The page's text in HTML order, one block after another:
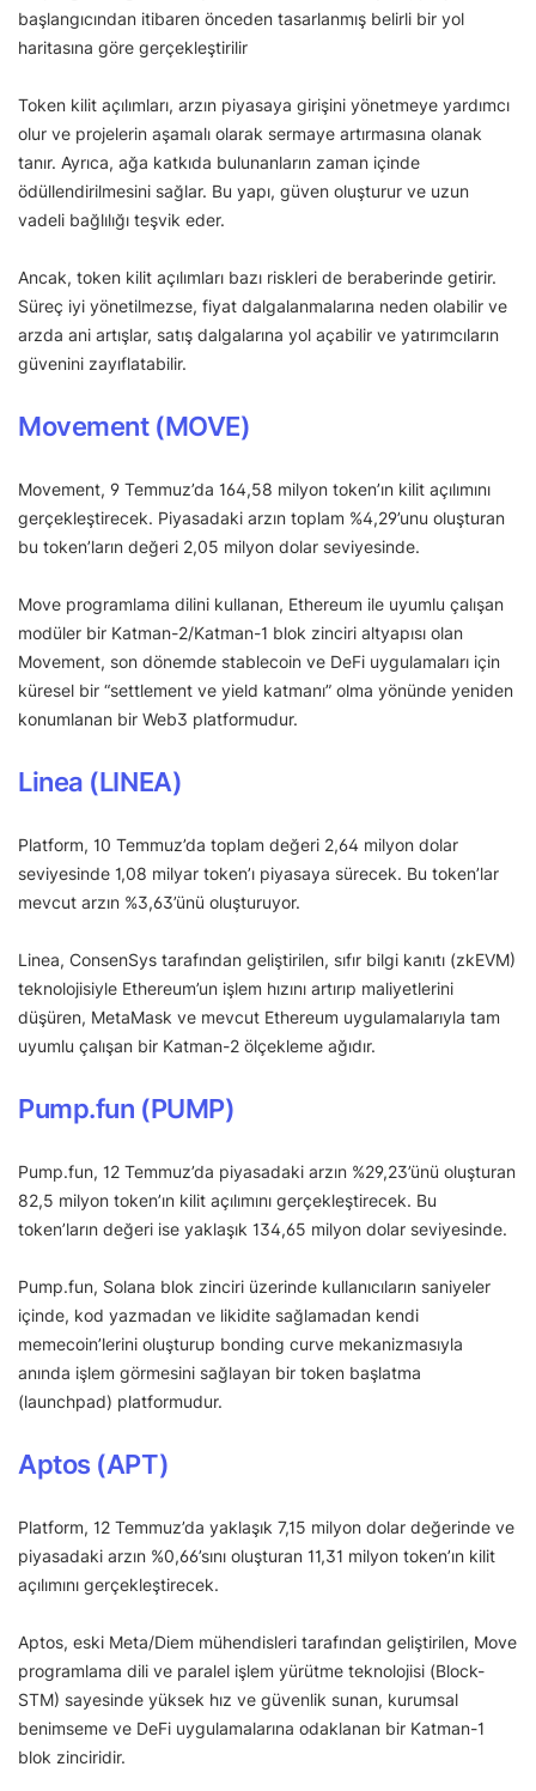
başlangıcından itibaren önceden tasarlanmış belirli bir yol
haritasına göre gerçekleştirilir
Token kilit açılımları, arzın piyasaya girişini yönetmeye yardımcı
olur ve projelerin aşamalı olarak sermaye artırmasına olanak
tanır. Ayrıca, ağa katkıda bulunanların zaman içinde
ödüllendirilmesini sağlar. Bu yapı, güven oluşturur ve uzun
vadeli bağlılığı teşvik eder.
Ancak, token kilit açılımları bazı riskleri de beraberinde getirir.
Süreç iyi yönetilmezse, fiyat dalgalanmalarına neden olabilir ve
arzda ani artışlar, satış dalgalarına yol açabilir ve yatırımcıların
güvenini zayıflatabilir.
Movement (MOVE)
Movement, 9 Temmuz’da 164,58 milyon token’ın kilit açılımını
gerçekleştirecek. Piyasadaki arzın toplam %4,29’unu oluşturan
bu token’ların değeri 2,05 milyon dolar seviyesinde.
Move programlama dilini kullanan, Ethereum ile uyumlu çalışan
modüler bir Katman-2/Katman-1 blok zinciri altyapısı olan
Movement, son dönemde stablecoin ve DeFi uygulamaları için
küresel bir “settlement ve yield katmanı” olma yönünde yeniden
konumlanan bir Web3 platformudur.
Linea (LINEA)
Platform, 10 Temmuz’da toplam değeri 2,64 milyon dolar
seviyesinde 1,08 milyar token’ı piyasaya sürecek. Bu token’lar
mevcut arzın %3,63’ünü oluşturuyor.
Linea, ConsenSys tarafından geliştirilen, sıfır bilgi kanıtı (zkEVM)
teknolojisiyle Ethereum’un işlem hızını artırıp maliyetlerini
düşüren, MetaMask ve mevcut Ethereum uygulamalarıyla tam
uyumlu çalışan bir Katman-2 ölçekleme ağıdır.
Pump.fun (PUMP)
Pump.fun, 12 Temmuz’da piyasadaki arzın %29,23’ünü oluşturan
82,5 milyon token’ın kilit açılımını gerçekleştirecek. Bu
token’ların değeri ise yaklaşık 134,65 milyon dolar seviyesinde.
Pump.fun, Solana blok zinciri üzerinde kullanıcıların saniyeler
içinde, kod yazmadan ve likidite sağlamadan kendi
memecoin’lerini oluşturup bonding curve mekanizmasıyla
anında işlem görmesini sağlayan bir token başlatma
(launchpad) platformudur.
Aptos (APT)
Platform, 12 Temmuz’da yaklaşık 7,15 milyon dolar değerinde ve
piyasadaki arzın %0,66’sını oluşturan 11,31 milyon token’ın kilit
açılımını gerçekleştirecek.
Aptos, eski Meta/Diem mühendisleri tarafından geliştirilen, Move
programlama dili ve paralel işlem yürütme teknolojisi (Block-
STM) sayesinde yüksek hız ve güvenlik sunan, kurumsal
benimseme ve DeFi uygulamalarına odaklanan bir Katman-1
blok zinciridir.